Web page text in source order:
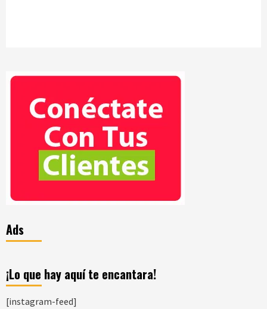
Ads
¡Lo que hay aquí te encantara!
[instagram-feed]